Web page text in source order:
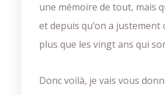
une mémoire de tout, mais
et depuis qu’on a justement
plus que les vingt ans qui
Donc voilà, je vais vous